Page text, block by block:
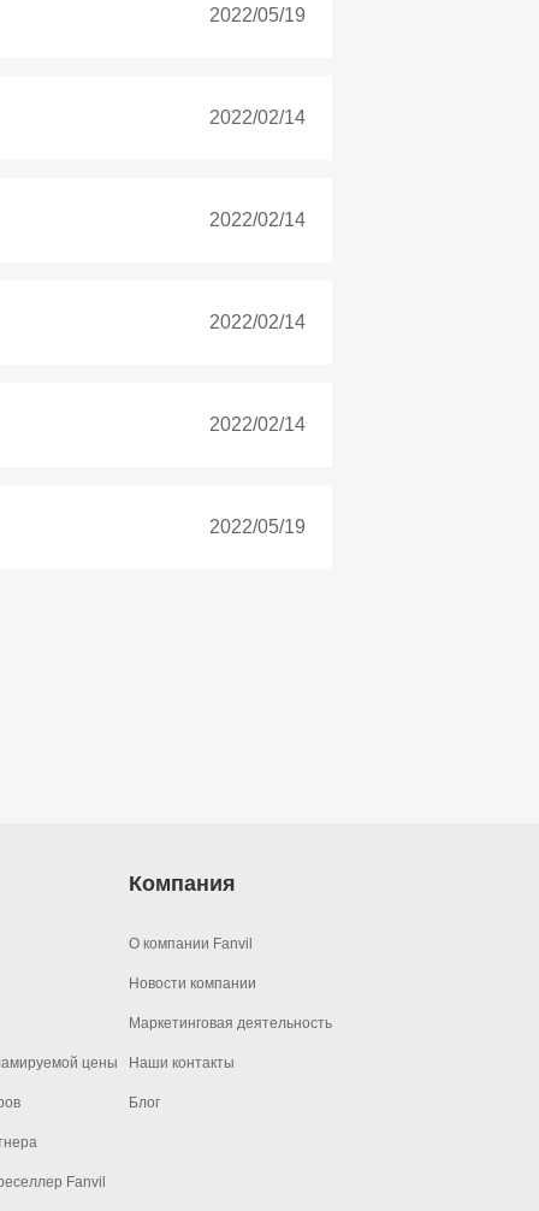
2022/05/19
2022/02/14
2022/02/14
2022/02/14
2022/02/14
2022/05/19
цены
Fanvil
Компания
О компании Fanvil
Новости компании
Маркетинговая деятельность
Наши контакты
Блог